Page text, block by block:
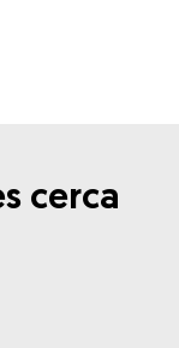
cerca